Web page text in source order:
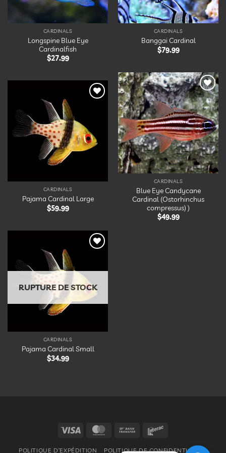
CARDINALS
Longspine Blue Eye
Cardinalfish
$27.99
CARDINALS
Banggai Cardinal
$79.99
Ajouter
à la
liste
d’envies
CARDINALS
Blue Eye Candycane
Cardinal (Ostorhinchus
compressus) )
$49.99
d’envies
CARDINALS
Pajama Cardinal Large
$59.99
liste
d’envies
RUPTURE DE STOCK
CARDINALS
Pajama Cardinal Small
$34.99
Visa MasterCardBank
POLITIQUE D’EXPÉDITION POLITIQUE DE CONFIDENTIALITÉ